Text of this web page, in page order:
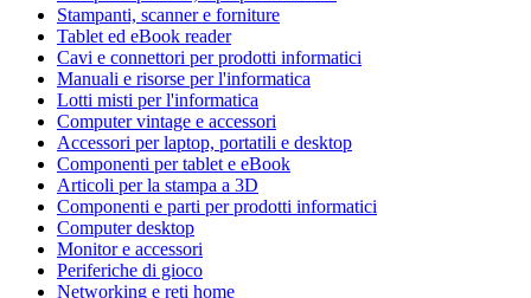
Stampanti, scanner e forniture
Tablet ed eBook reader
Cavi e connettori per prodotti informatici
Manuali e risorse per l'informatica
Lotti misti per l'informatica
Computer vintage e accessori
Accessori per laptop, portatili e desktop
Componenti per tablet e eBook
Articoli per la stampa a 3D
Componenti e parti per prodotti informatici
Computer desktop
Monitor e accessori
Periferiche di gioco
Networking e reti home